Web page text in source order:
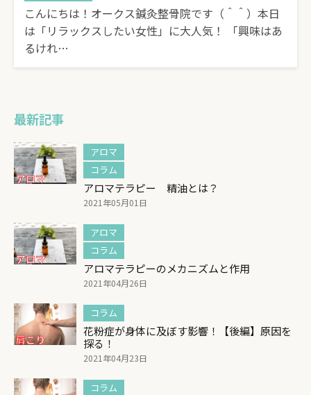
こんにちは！オークス鍼灸整骨院です（＾＾）本日
は「リラックスしたい女性」に大人気！ 「興味はあ
るけれ…
最新記事
アロマ
コラム
アロマテラピー 精油とは？
2021年05月01日
アロマ
コラム
アロマテラピーのメカニズムと作用
2021年04月26日
コラム
花粉症が身体に及ぼす影響！【後編】原因を
探る！
2021年04月23日
コラム